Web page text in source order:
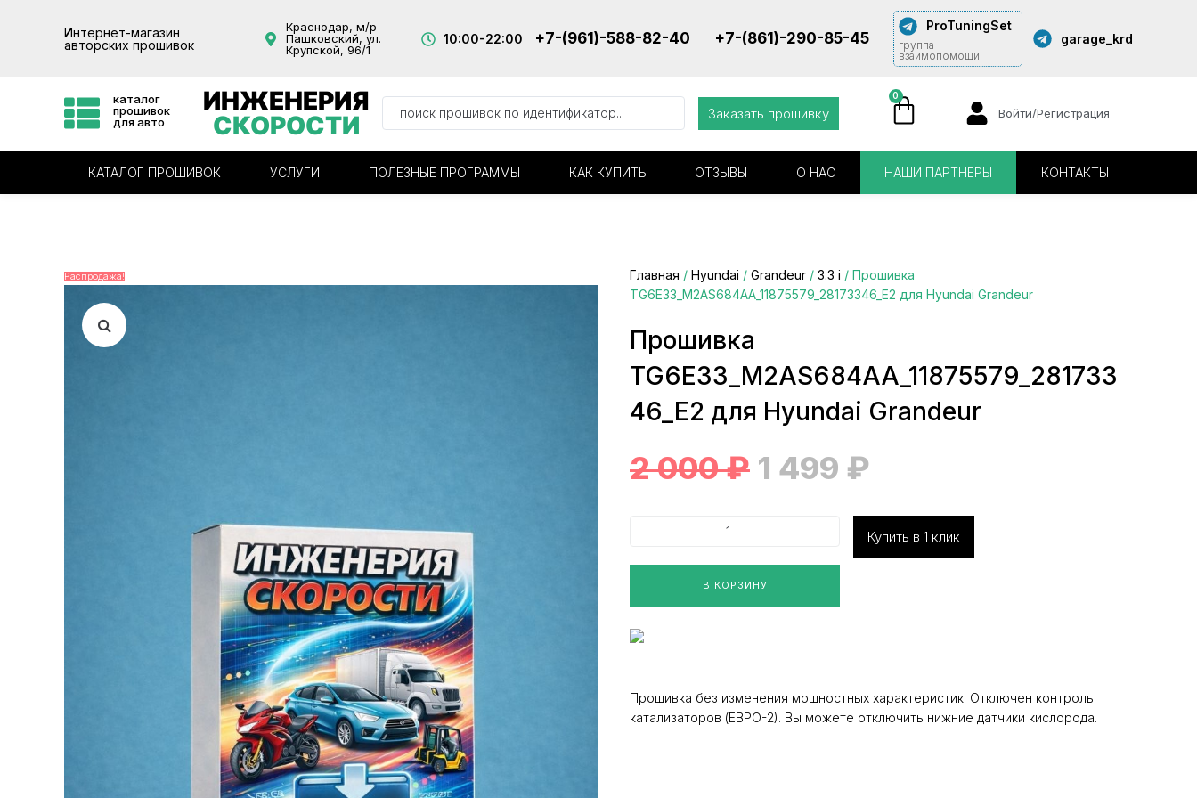
Интернет-магазин
авторских прошивок
Краснодар, м/р
Пашковский, ул.
Крупской, 96/1
10:00-22:00 +7-(961)-588-82-40 +7-(861)-290-85-45
ProTuningSet
группа
взаимопомощи
garage_krd
каталог
прошивок
для авто
ИНЖЕНЕРИЯ
СКОРОСТИ
Заказать прошивку
0
Войти/Регистрация
КАТАЛОГ ПРОШИВОК УСЛУГИ ПОЛЕЗНЫЕ ПРОГРАММЫ КАК КУПИТЬ ОТЗЫВЫ О НАС НАШИ ПАРТНЕРЫ КОНТАКТЫ
Распродажа! Главная / Hyundai / Grandeur / 3.3 i / Прошивка
TG6E33_M2AS684AA_11875579_28173346_E2 для Hyundai Grandeur
Прошивка
TG6E33_M2AS684AA_11875579_281733
46_E2 для Hyundai Grandeur
2 000₽ 1 499 ₽
В КОРЗИНУ
Купить в 1 клик
Прошивка без изменения мощностных характеристик. Отключен контроль
катализаторов (ЕВРО-2). Вы можете отключить нижние датчики кислорода.